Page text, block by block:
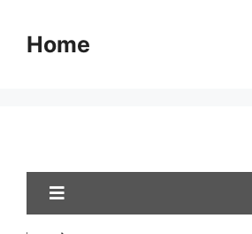
contentHome